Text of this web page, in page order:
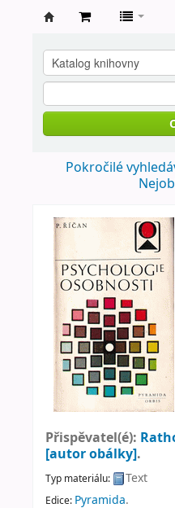
knihovna
Nové
Město
Metují
Pokročilé
Přispěvatel(é):
[autor obálky].
Typ materiálu: Text
Edice: Pyramida.